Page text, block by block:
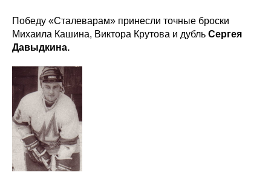
Победу «Сталеварам» принесли точные броски
Михаила Кашина, Виктора Крутова и дубль Сергея
Давыдкина.